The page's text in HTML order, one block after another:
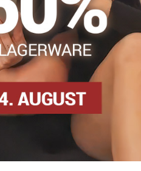
aus glatter Mikrofaser
LinkedIn